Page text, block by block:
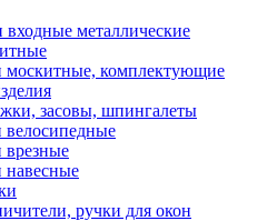
входные металлические
москитные, комплектующие
засовы, шпингалеты
велосипедные
врезные
навесные
ручки для окон